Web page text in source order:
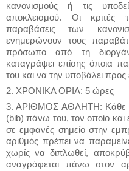
κανονισμούς ή τις
αποκλεισμού. Οι κριτές
παραβάσεις των
ενημερώνουν τους
πρόσωπο από τη
καταγράψει επίσης όποια
του και να την υποβάλει
2. ΧΡΟΝΙΚΑ ΟΡΙΑ: 5 ώρες
3. ΑΡΙΘΜΟΣ ΑΘΛΗΤΗ: Κάθε
(bib) πάνω του, τον οποίο και
σε εμφανές σημείο στην
αριθμός πρέπει να
χωρίς να διπλωθεί,
αναγράφεται πάνω στον